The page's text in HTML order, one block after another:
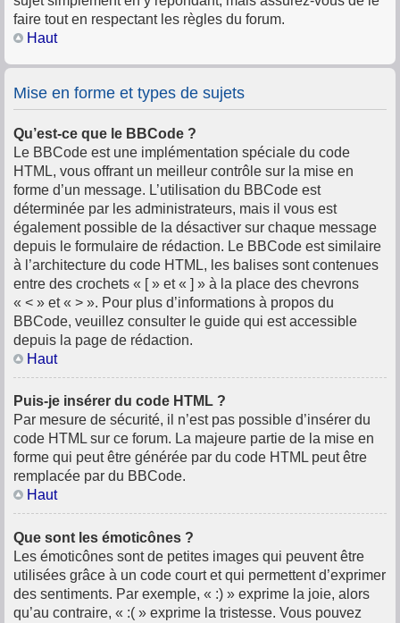
faire tout en respectant les règles du forum.
Haut
Mise en forme et types de sujets
Qu’est-ce que le BBCode ?
Le BBCode est une implémentation spéciale du code
HTML, vous offrant un meilleur contrôle sur la mise en
forme d’un message. L’utilisation du BBCode est
déterminée par les administrateurs, mais il vous est
également possible de la désactiver sur chaque message
depuis le formulaire de rédaction. Le BBCode est similaire
à l’architecture du code HTML, les balises sont contenues
entre des crochets « [ » et « ] » à la place des chevrons
« < » et « > ». Pour plus d’informations à propos du
BBCode, veuillez consulter le guide qui est accessible
depuis la page de rédaction.
Haut
Puis-je insérer du code HTML ?
Par mesure de sécurité, il n’est pas possible d’insérer du
code HTML sur ce forum. La majeure partie de la mise en
forme qui peut être générée par du code HTML peut être
remplacée par du BBCode.
Haut
Que sont les émoticônes ?
Les émoticônes sont de petites images qui peuvent être
utilisées grâce à un code court et qui permettent d’exprimer
des sentiments. Par exemple, « :) » exprime la joie, alors
qu’au contraire, « :( » exprime la tristesse. Vous pouvez